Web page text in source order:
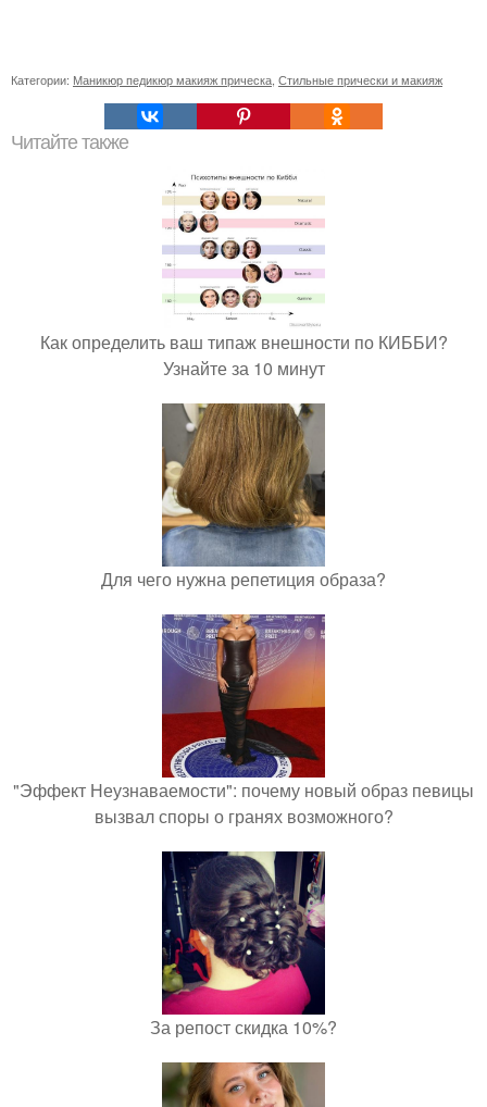
Категории: Маникюр педикюр макияж прическа, Стильные прически и макияж
Читайте также
Как определить ваш типаж внешности по КИББИ?
Узнайте за 10 минут
Для чего нужна репетиция образа?
"Эффект Неузнаваемости": почему новый образ певицы
вызвал споры о гранях возможного?
За репост скидка 10%?